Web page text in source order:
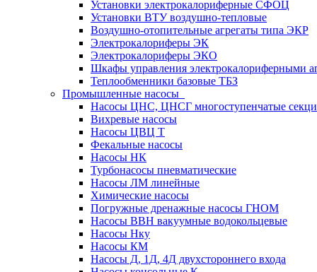
Установки электрокалориферные СФОЦ
Установки ВТУ воздушно-тепловые
Воздушно-отопительные агрегаты типа ЭКР
Электрокалориферы ЭК
Электрокалориферы ЭКО
Шкафы управления электрокалориферными
Теплообменники базовые ТБЗ
Промышленные насосы
Насосы ЦНС, ЦНСГ многоступенчатые
Вихревые насосы
Насосы ЦВЦ Т
Фекальные насосы
Насосы НК
Турбонасосы пневматические
Насосы ЛМ линейные
Химические насосы
Погружные дренажные насосы ГНОМ
Насосы ВВН вакуумные водокольцевые
Насосы Нку
Насосы КМ
Насосы Д, 1Д, 4Д двухстороннего входа